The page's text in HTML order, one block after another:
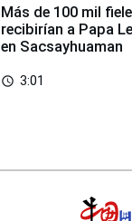
Más de 100 mil
recibirían a Papa
en Sacsayhuaman
access_time 3:01